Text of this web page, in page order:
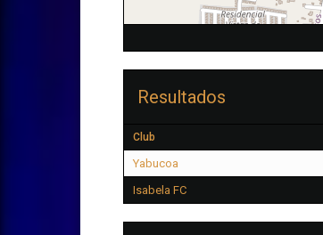
Resultados
Club
Yabucoa
Isabela FC